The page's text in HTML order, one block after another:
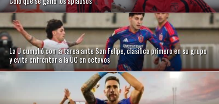
La U cumplió con la tarea ante San Felipe, clasifica primero en su grupo
y evita enfrentar a la UC en octavos